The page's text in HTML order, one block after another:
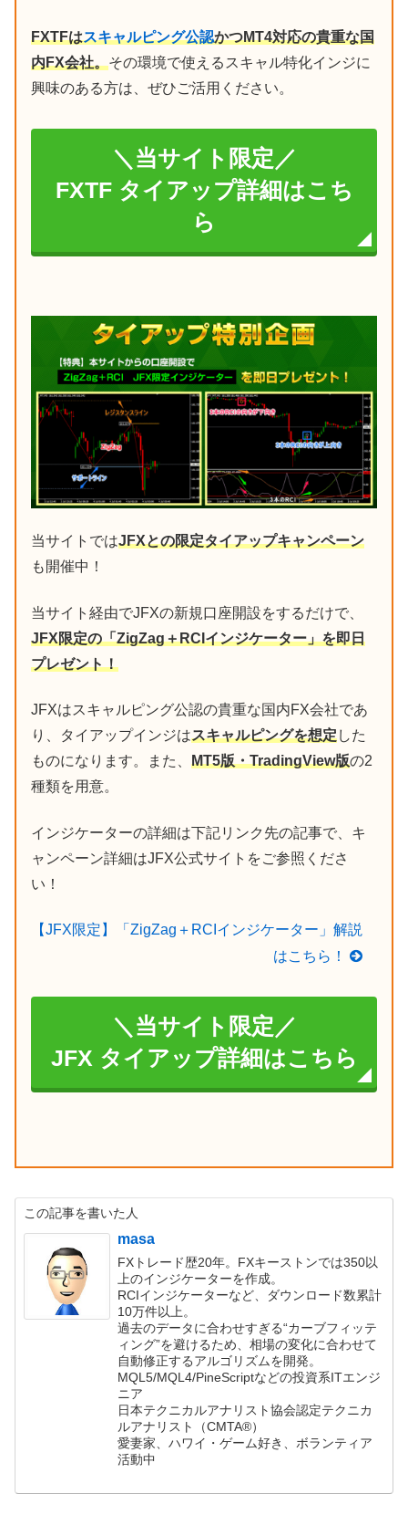
FXTFはスキャルピング公認かつMT4対応の貴重な国
内FX会社。その環境で使えるスキャル特化インジに
興味のある方は、ぜひご活用ください。
＼当サイト限定／
FXTF タイアップ詳細はこち
ら
当サイトではJFXとの限定タイアップキャンペーン
も開催中！
当サイト経由でJFXの新規口座開設をするだけで、
JFX限定の「ZigZag＋RCIインジケーター」を即日
プレゼント！
JFXはスキャルピング公認の貴重な国内FX会社であ
り、タイアップインジはスキャルピングを想定した
ものになります。また、 MT5版・TradingView版の2
種類を用意。
インジケーターの詳細は下記リンク先の記事で、キ
ャンペーン詳細はJFX公式サイトをご参照くださ
い！
【JFX限定】「ZigZag＋RCIインジケーター」解説
はこちら！
＼当サイト限定／
JFX タイアップ詳細はこちら
この記事を書いた人
masa
FXトレード歴20年。FXキーストンでは350以
上のインジケーターを作成。
RCIインジケーターなど、ダウンロード数累計
10万件以上。
過去のデータに合わせすぎる“カーブフィッテ
ィング”を避けるため、相場の変化に合わせて
自動修正するアルゴリズムを開発。
MQL5/MQL4/PineScriptなどの投資系ITエンジ
ニア
日本テクニカルアナリスト協会認定テクニカ
ルアナリスト（CMTA®）
愛妻家、ハワイ・ゲーム好き、ボランティア
活動中